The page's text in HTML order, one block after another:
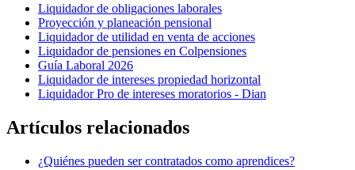
Liquidador de obligaciones laborales
Proyección y planeación pensional
Liquidador de utilidad en venta de acciones
Liquidador de pensiones en Colpensiones
Guía Laboral 2026
Liquidador de intereses propiedad horizontal
Liquidador Pro de intereses moratorios - Dian
Artículos relacionados
¿Quiénes pueden ser contratados como aprendices?